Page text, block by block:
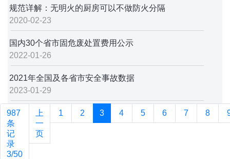
规范详解：无明火的厨房可以不做防火分隔
2020-02-23
国内30个省市固危废处置费用公示
2022-01-26
2021年全国及各省市安全事故数据
2023-01-29
987
条
记
录
3/50
上
一
页
1 2 3 4 5 6 7 8